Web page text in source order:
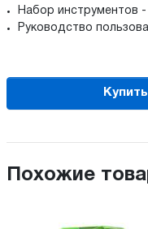
Набор инструментов -
Руководство
Похожие